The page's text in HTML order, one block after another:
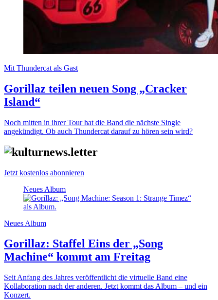
Mit Thundercat als Gast
Gorillaz teilen neuen Song „Cracker
Island“
Noch mitten in ihrer Tour hat die Band die nächste Single
angekündigt. Ob auch Thundercat darauf zu hören sein wird?
Jetzt kostenlos abonnieren
Neues Album
Neues Album
Gorillaz: Staffel Eins der „Song
Machine“ kommt am Freitag
Seit Anfang des Jahres veröffentlicht die virtuelle Band eine
Kollaboration nach der anderen. Jetzt kommt das Album – und ein
Konzert.